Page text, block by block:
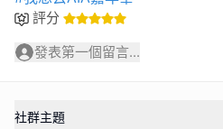
評分
發表第一個留言...
社群主題